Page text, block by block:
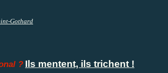
Gothard
? Ils mentent, ils trichent !